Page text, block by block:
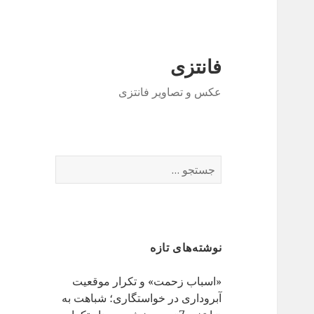
فانتزی
عکس و تصاویر فانتزی
س
ب
ا
ی
نوشته‌های تازه
«اسباب زحمت» و تکرار موقعیت
آبروداری در خواستگاری؛ شباهت به